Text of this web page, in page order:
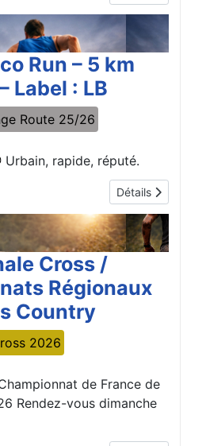
Run – 5 km
Label : LB
Route 25/26
rapide, réputé.
Détails
Cross /
Régionaux
Country
2026
de France de
Rendez-vous dimanche